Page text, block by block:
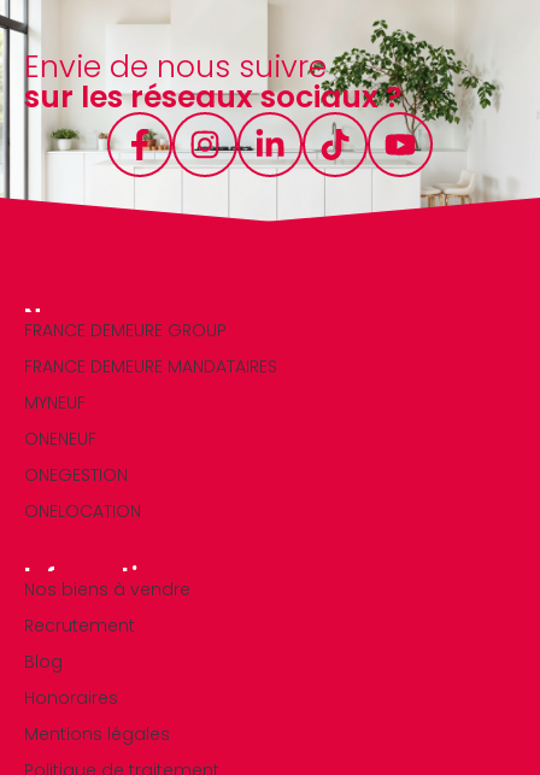
Envie de nous suivre
sur les réseaux sociaux ?
Nos marques
FRANCE DEMEURE GROUP
FRANCE DEMEURE MANDATAIRES
MYNEUF
ONENEUF
ONEGESTION
ONELOCATION
Informations
Nos biens à vendre
Recrutement
Blog
Honoraires
Mentions légales
Politique de traitement